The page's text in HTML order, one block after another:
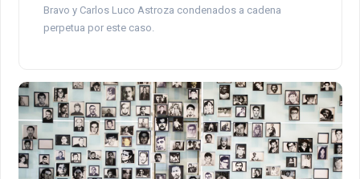
Bravo y Carlos Luco Astroza condenados a cadena
perpetua por este caso.